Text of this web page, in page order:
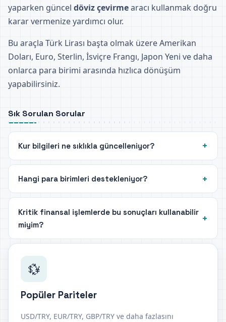
yaparken güncel döviz çevirmearacı kullanmak doğru
karar vermenize yardımcı olur.
Bu araçla Türk Lirası başta olmak üzere Amerikan
Doları, Euro, Sterlin, İsviçre Frangı, Japon Yeni ve daha
onlarca para birimi arasında hızlıca dönüşüm
yapabilirsiniz.
Sık Sorulan Sorular
Kur bilgileri ne sıklıkla güncelleniyor?
Hangi para birimleri destekleniyor?
Kritik finansal işlemlerde bu sonuçları kullanabilir
miyim?
💱
Popüler Pariteler
USD/TRY, EUR/TRY, GBP/TRY ve daha fazlasını